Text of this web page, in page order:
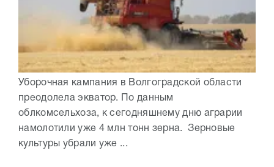
Уборочная кампания в Волгоградской области
преодолела экватор. По данным
облкомсельхоза, к сегодняшнему дню аграрии
намолотили уже 4 млн тонн зерна. Зерновые
культуры убрали уже ...